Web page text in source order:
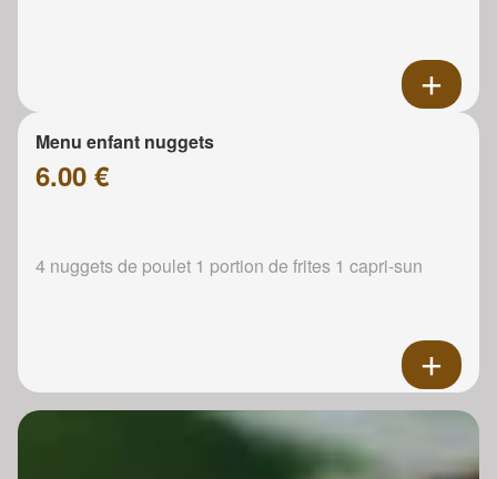
Menu enfant nuggets
6.00 €
4 nuggets de poulet 1 portion de frites 1 capri-sun